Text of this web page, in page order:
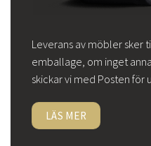
Leverans av möbler sker
emballage, om inget
skickar vi med Posten för
LÄS MER